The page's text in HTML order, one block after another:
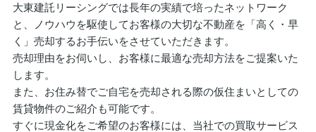
大東建託リーシングでは長年の実績で培ったネットワーク
と、ノウハウを駆使してお客様の大切な不動産を「高く・早
く」売却するお手伝いをさせていただきます。
売却理由をお伺いし、お客様に最適な売却方法をご提案いた
します。
また、お住み替でご自宅を売却される際の仮住まいとしての
賃貸物件のご紹介も可能です。
すぐに現金化をご希望のお客様には、当社での買取サービス